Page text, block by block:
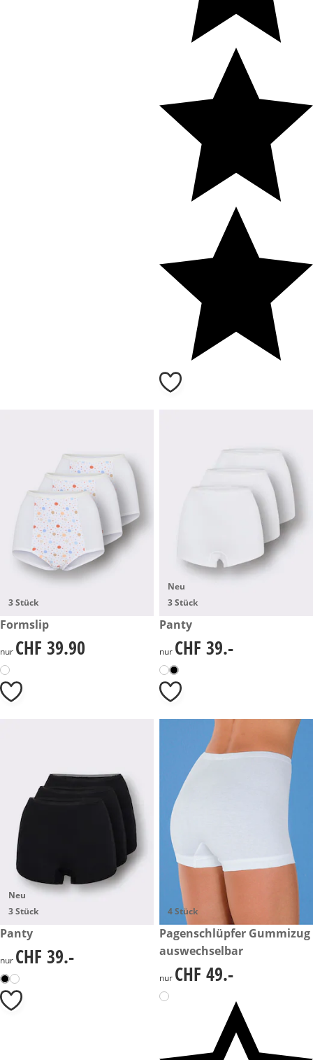
3 Stück
CHF 39.90
Formslip
CHF 39.90
nur CHF 39.90
Neu
3 Stück
CHF 39.-
Panty
CHF 39.-
nur CHF 39.-
Neu
3 Stück
CHF 39.-
Panty
CHF 39.-
nur CHF 39.-
4 Stück
CHF 49.-
Pagenschlüpfer Gummizug
auswechselbar
CHF 49.-
nur CHF 49.-